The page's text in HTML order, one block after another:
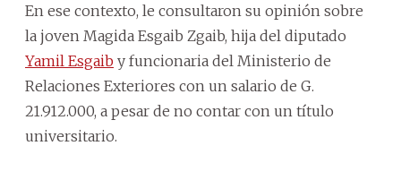
En ese contexto, le consultaron su opinión sobre
la joven Magida Esgaib Zgaib, hija del diputado
Yamil Esgaib y funcionaria del Ministerio de
Relaciones Exteriores con un salario de G.
21.912.000, a pesar de no contar con un título
universitario.